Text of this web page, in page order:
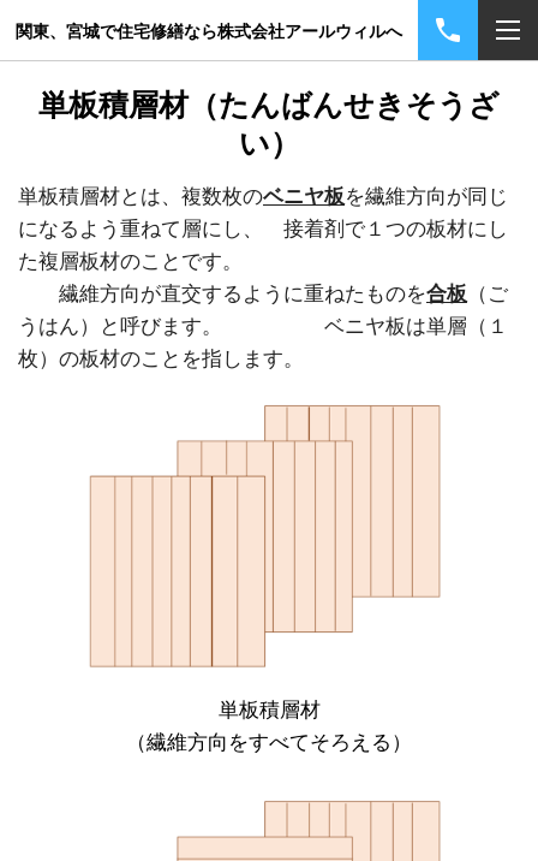
関東、宮城で住宅修繕なら株式会社アールウィルへ
単板積層材（たんばんせきそうざ
い）
単板積層材とは、 複数枚のベニヤ板を繊維方向が同じ
になるよう重ねて層にし、 接着剤で１つの板材にし
た複層板材のことです。
繊維方向が直交するように重ねたものを合板 （ご
うはん）と呼びます。 ベニヤ板は単層（１
枚）の板材のことを指します。
単板積層材
（繊維方向をすべてそろえる）